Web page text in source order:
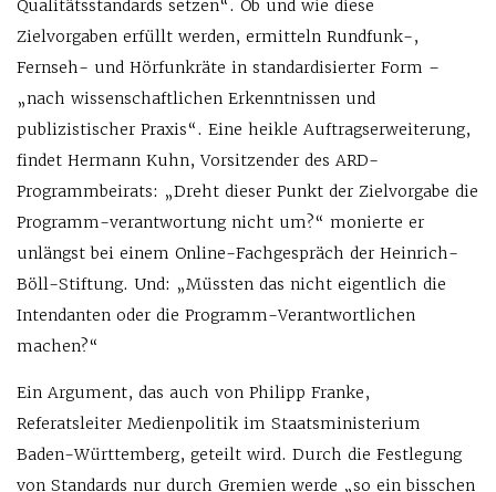
Qualitätsstandards setzen“. Ob und wie diese
Zielvorgaben erfüllt werden, ermitteln Rundfunk-,
Fernseh- und Hörfunkräte in standardisierter Form –
„nach wissenschaftlichen Erkenntnissen und
publizistischer Praxis“. Eine heikle Auftragserweiterung,
findet Hermann Kuhn, Vorsitzender des ARD-
Programmbeirats: „Dreht dieser Punkt der Zielvorgabe die
Programm-verantwortung nicht um?“ monierte er
unlängst bei einem Online-Fachgespräch der Heinrich-
Böll-Stiftung. Und: „Müssten das nicht eigentlich die
Intendanten oder die Programm-Verantwortlichen
machen?“
Ein Argument, das auch von Philipp Franke,
Referatsleiter Medienpolitik im Staatsministerium
Baden-Württemberg, geteilt wird. Durch die Festlegung
von Standards nur durch Gremien werde „so ein bisschen